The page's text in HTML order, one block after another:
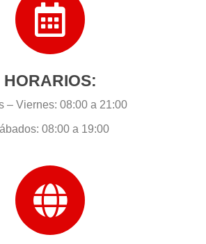
HORARIOS:
– Viernes: 08:00 a 21:00
08:00 a 19:00